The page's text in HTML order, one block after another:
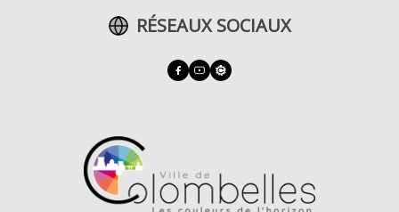
RÉSEAUX SOCIAUX